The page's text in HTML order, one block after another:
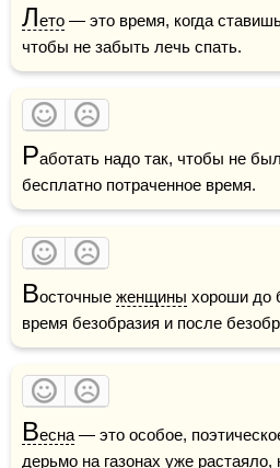
Лето — это время, когда
чтобы не забыть лечь спать.
Работать надо так, чтобы не
бесплатно потраченное время.
Восточные женщины хороши до
время безобразия и после
Весна — это особое,
дерьмо на газонах уже